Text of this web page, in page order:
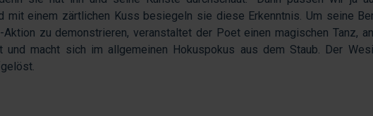
mit einem zärtlichen Kuss besiegeln sie diese Erkenntnis. Um seine
zu demonstrieren, veranstaltet der Poet einen magischen Tanz,
und macht sich im allgemeinen Hokuspokus aus dem Staub. Der